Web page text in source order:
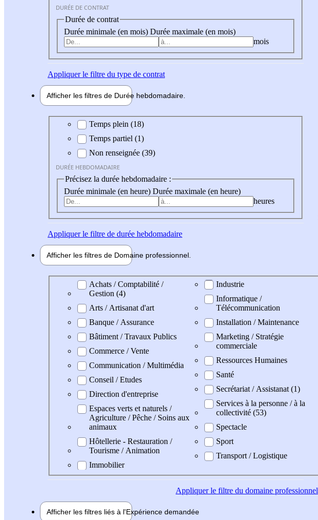
DURÉE DE CONTRAT
Durée de contrat
Durée minimale (en mois) Durée maximale (en mois)
mois
Appliquerle filtre du type de contrat
Afficher les filtres de Durée hebdomadaire
Durée hebdomadaire
Temps plein (18)
Temps partiel (1)
Non renseignée (39)
DURÉE HEBDOMADAIRE
Précisez la durée hebdomadaire :
Durée minimale (en heure) Durée maximale (en heure)
heures
Appliquerle filtre de durée hebdomadaire
Afficher les filtres de Domaine professionnel
Domaine professionel
Achats / Comptabilité /
Gestion (4)
Arts / Artisanat d'art
Banque / Assurance
Bâtiment / Travaux Publics
Commerce / Vente
Communication / Multimédia
Conseil / Etudes
Direction d'entreprise
Espaces verts et naturels /
Agriculture / Pêche / Soins aux
animaux
Hôtellerie - Restauration /
Tourisme / Animation
Immobilier
Industrie
Informatique /
Télécommunication
Installation / Maintenance
Marketing / Stratégie
commerciale
Ressources Humaines
Santé
Secrétariat / Assistanat (1)
Services à la personne / à la
collectivité (53)
Spectacle
Sport
Transport / Logistique
Appliquerle filtre du domaine professionnel
Afficher les filtres liés à l'Expérience demandée